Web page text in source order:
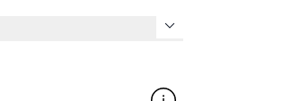
expand_more